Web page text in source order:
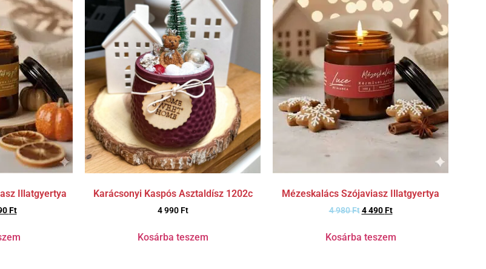
Illatgyertya
Ft
Karácsonyi Kaspós Asztaldísz 1202c
4 990 Ft
Kosárba teszem
Mézeskalács Szójaviasz Illatgyertya
4 980Ft 4 490Ft
Kosárba teszem